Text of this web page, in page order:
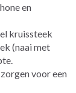
en
kruissteek
(naai met
voor een